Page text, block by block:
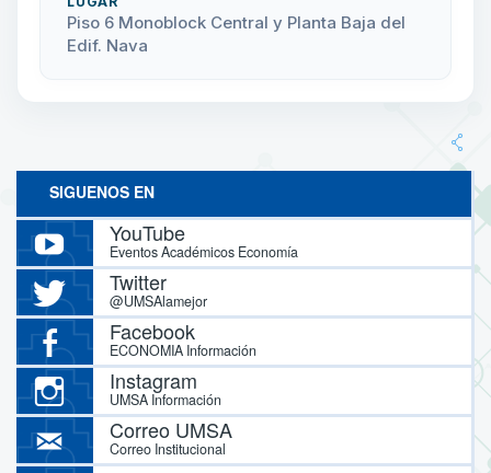
Piso 6 Monoblock Central y Planta Baja del
Edif. Nava
SIGUENOS EN
YouTube
Eventos Académicos Economía
Twitter
@UMSAlamejor
Facebook
ECONOMIA Información
Instagram
UMSA Información
Correo UMSA
Correo Institucional